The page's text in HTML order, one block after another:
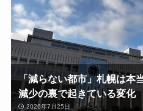
「減らない都市」札幌は本
減少の裏で起きている変化
2026年7月25日